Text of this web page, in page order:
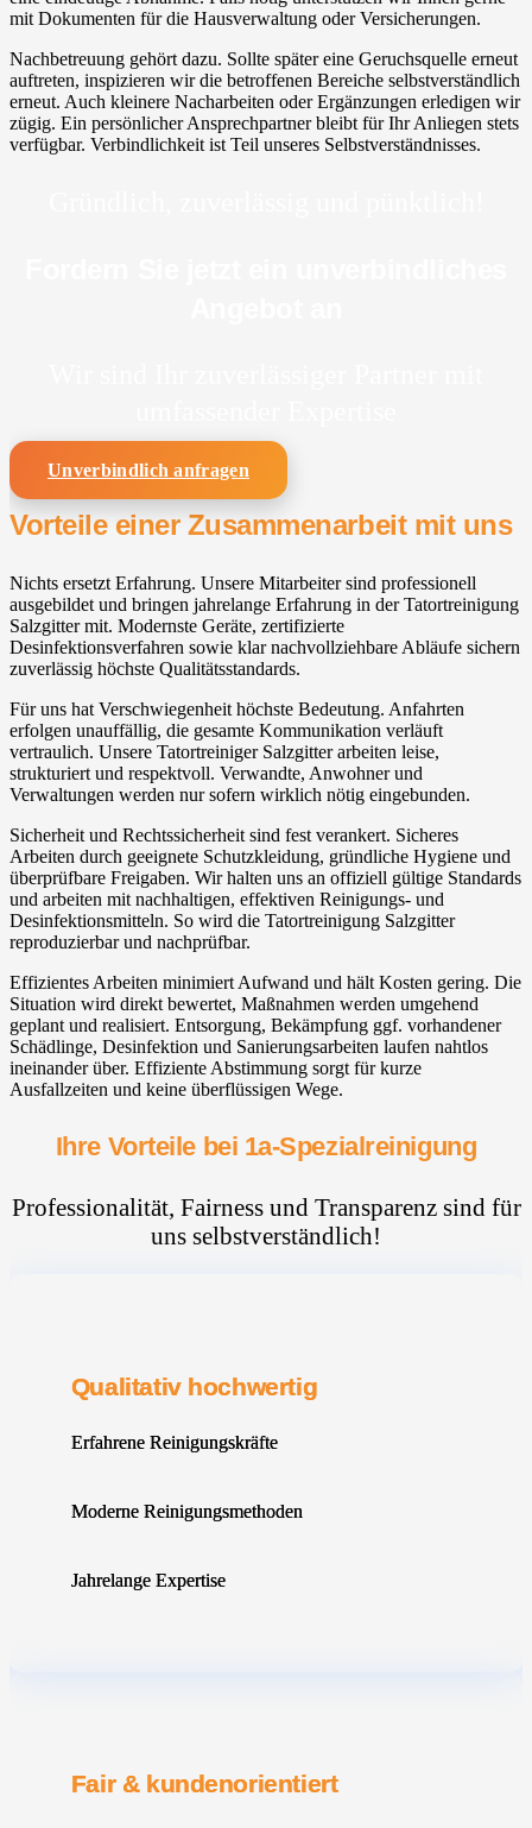
mit Dokumenten für die Hausverwaltung oder Versicherungen.
Nachbetreuung gehört dazu. Sollte später eine Geruchsquelle erneut
auftreten, inspizieren wir die betroffenen Bereiche selbstverständlich
erneut. Auch kleinere Nacharbeiten oder Ergänzungen erledigen wir
zügig. Ein persönlicher Ansprechpartner bleibt für Ihr Anliegen stets
verfügbar. Verbindlichkeit ist Teil unseres Selbstverständnisses.
Unverbindlich anfragen
Vorteile einer Zusammenarbeit mit uns
Nichts ersetzt Erfahrung. Unsere Mitarbeiter sind professionell
ausgebildet und bringen jahrelange Erfahrung in der Tatortreinigung
Salzgitter mit. Modernste Geräte, zertifizierte
Desinfektionsverfahren sowie klar nachvollziehbare Abläufe sichern
zuverlässig höchste Qualitätsstandards.
Für uns hat Verschwiegenheit höchste Bedeutung. Anfahrten
erfolgen unauffällig, die gesamte Kommunikation verläuft
vertraulich. Unsere Tatortreiniger Salzgitter arbeiten leise,
strukturiert und respektvoll. Verwandte, Anwohner und
Verwaltungen werden nur sofern wirklich nötig eingebunden.
Sicherheit und Rechtssicherheit sind fest verankert. Sicheres
Arbeiten durch geeignete Schutzkleidung, gründliche Hygiene und
überprüfbare Freigaben. Wir halten uns an offiziell gültige Standards
und arbeiten mit nachhaltigen, effektiven Reinigungs- und
Desinfektionsmitteln. So wird die Tatortreinigung Salzgitter
reproduzierbar und nachprüfbar.
Effizientes Arbeiten minimiert Aufwand und hält Kosten gering. Die
Situation wird direkt bewertet, Maßnahmen werden umgehend
geplant und realisiert. Entsorgung, Bekämpfung ggf. vorhandener
Schädlinge, Desinfektion und Sanierungsarbeiten laufen nahtlos
ineinander über. Effiziente Abstimmung sorgt für kurze
Ausfallzeiten und keine überflüssigen Wege.
Ihre Vorteile bei 1a-Spezialreinigung
Professionalität, Fairness und Transparenz sind für
uns selbstverständlich!
Qualitativ hochwertig
Erfahrene Reinigungskräfte
Moderne Reinigungsmethoden
Jahrelange Expertise
Fair & kundenorientiert